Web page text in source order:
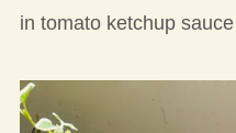
in tomato ketchup